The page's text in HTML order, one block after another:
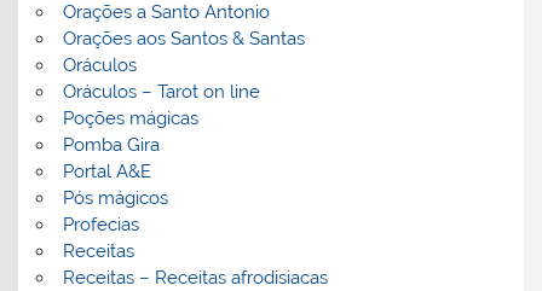
Orações a Santo Antonio
Orações aos Santos & Santas
Oráculos
Oráculos – Tarot on line
Poções mágicas
Pomba Gira
Portal A&E
Pós mágicos
Profecias
Receitas
Receitas – Receitas afrodisiacas